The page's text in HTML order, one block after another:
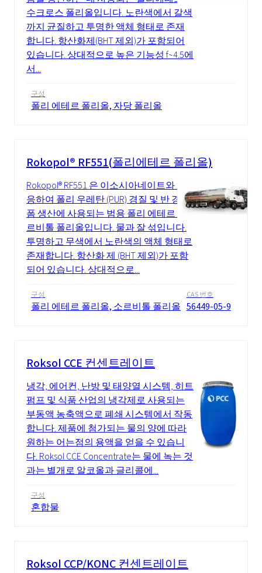
수크로스 폴리올입니다. 노란색에서 갈색
까지 균질하고 투명한 액체 형태로 존재
합니다. 항산화제(BHT 제외)가 포함되어
있습니다. 상대적으로 높은 기능성 f~4.5에
서...
구성
폴리 에테르 폴리올, 자당 폴리올
Rokopol® RF551(폴리에테르 폴리올)
Rokopol® RF551 은 이소시아네이트와 반
응하여 폴리 우레탄 (PUR) 경질 및 반 경질
폼 생산에 사용되는 범용 폴리 에테르 소
르비톨 폴리올입니다. 물과 잘 섞입니다.
투명하고 무색에서 노란색의 액체 형태로
존재합니다. 항산화 제 (BHT 제외)가 포함
되어 있습니다. 상대적으로...
구성
폴리 에테르 폴리올, 소르비톨 폴리올
CAS 번호
56449-05-9
Roksol CCE 컨센트레이트
냉각, 에어컨, 난방 및 태양열 시스템, 히트
펌프 및 식품 산업의 냉각제로 사용되는
부동액 농축액으로 폐쇄 시스템에서 작동
합니다. 제품에 첨가되는 물의 양에 따라
원하는 어는점의 용액을 얻을 수 있습니
다. Roksol CCE Concentrate는 물에 녹는 것
과는 별개로 알코올과 글리콜에...
구성
혼합물
Roksol CCP/KONC 컨센트레이트